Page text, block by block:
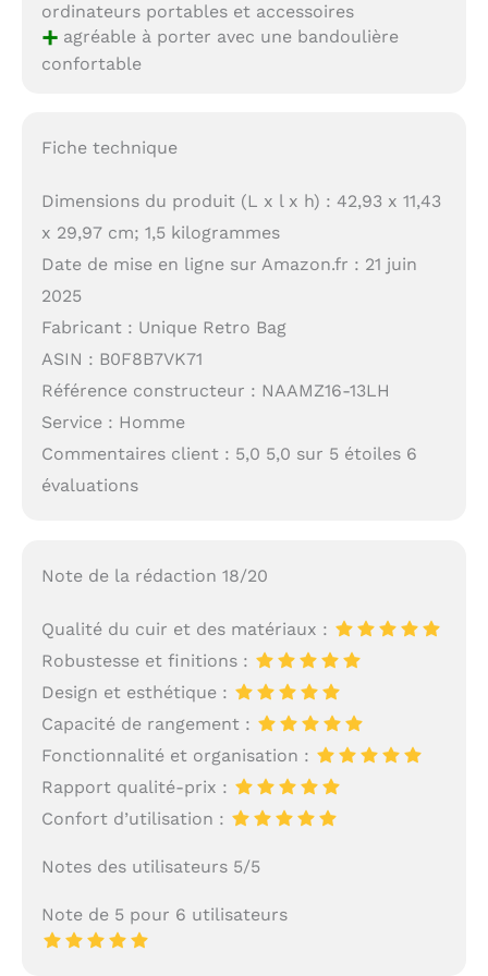
ordinateurs portables et accessoires
+agréable à porter avec une bandoulière
confortable
Fiche technique
Dimensions du produit (L x l x h) : 42,93 x 11,43
x 29,97 cm; 1,5 kilogrammes
Date de mise en ligne sur Amazon.fr : 21 juin
2025
Fabricant : Unique Retro Bag
ASIN : B0F8B7VK71
Référence constructeur : NAAMZ16-13LH
Service : Homme
Commentaires client : 5,0 5,0 sur 5 étoiles 6
évaluations
Note de la rédaction 18/20
Qualité du cuir et des matériaux :
Robustesse et finitions :
Design et esthétique :
Capacité de rangement :
Fonctionnalité et organisation :
Rapport qualité-prix :
Confort d’utilisation :
Notes des utilisateurs 5/5
Note de 5 pour 6 utilisateurs